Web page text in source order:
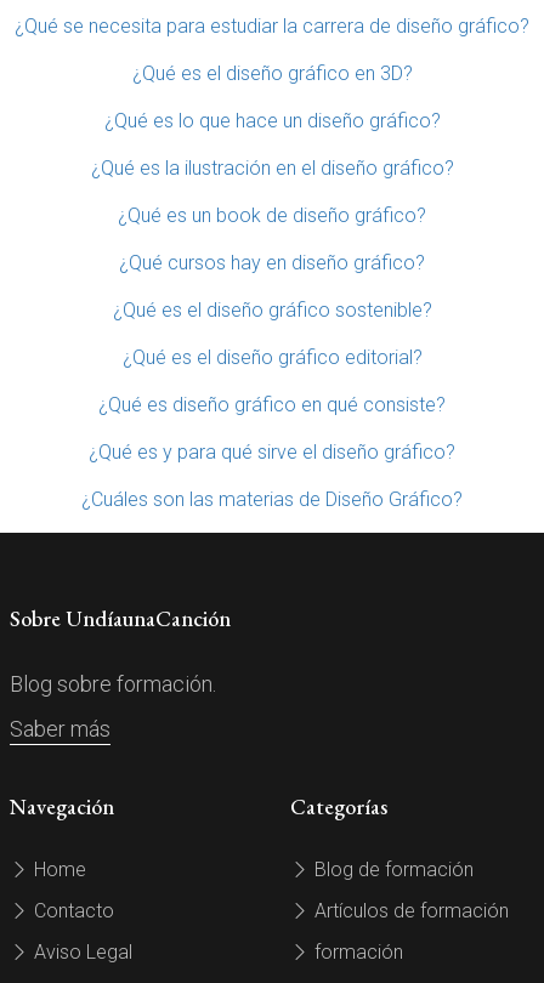
¿Qué se necesita para estudiar la carrera de diseño gráfico?
¿Qué es el diseño gráfico en 3D?
¿Qué es lo que hace un diseño gráfico?
¿Qué es la ilustración en el diseño gráfico?
¿Qué es un book de diseño gráfico?
¿Qué cursos hay en diseño gráfico?
¿Qué es el diseño gráfico sostenible?
¿Qué es el diseño gráfico editorial?
¿Qué es diseño gráfico en qué consiste?
¿Qué es y para qué sirve el diseño gráfico?
¿Cuáles son las materias de Diseño Gráfico?
Sobre UndíaunaCanción
Blog sobre formación.
Saber más
Navegación
Home
Contacto
Aviso Legal
Categorías
Blog de formación
Artículos de formación
formación